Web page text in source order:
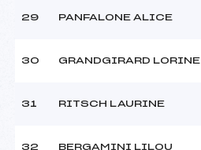
29 PANFALONE ALICE
30 GRANDGIRARD LORINE
31 RITSCH LAURINE
32 BERGAMINI LILOU